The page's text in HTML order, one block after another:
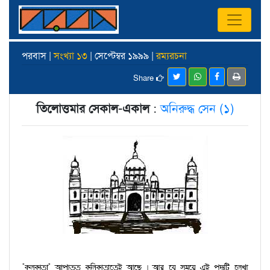
পরবাস |সংখ্যা ১৩ | সেপ্টেম্বর ১৯৯৯ |রম্যরচনা
Share
তিলোত্তমার সেকাল-একাল:অনিরুদ্ধ সেন (১)